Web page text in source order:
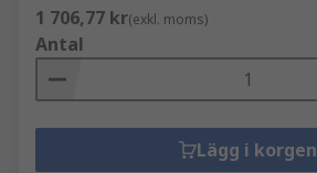
1 706,77 kr(exkl. moms)
Antal
Lägg i korgen